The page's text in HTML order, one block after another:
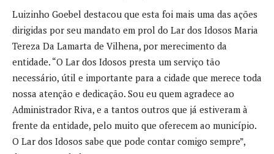
Luizinho Goebel destacou que esta foi mais uma das ações
dirigidas por seu mandato em prol do Lar dos Idosos Maria
Tereza Da Lamarta de Vilhena, por merecimento da
entidade. “O Lar dos Idosos presta um serviço tão
necessário, útil e importante para a cidade que merece toda
nossa atenção e dedicação. Sou eu quem agradece ao
Administrador Riva, e a tantos outros que já estiveram à
frente da entidade, pelo muito que oferecem ao município.
O Lar dos Idosos sabe que pode contar comigo sempre”,